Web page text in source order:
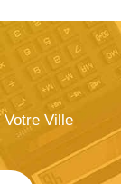
Ville